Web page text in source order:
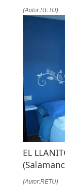
(Autor:RETU)
EL
(Autor:RETU)